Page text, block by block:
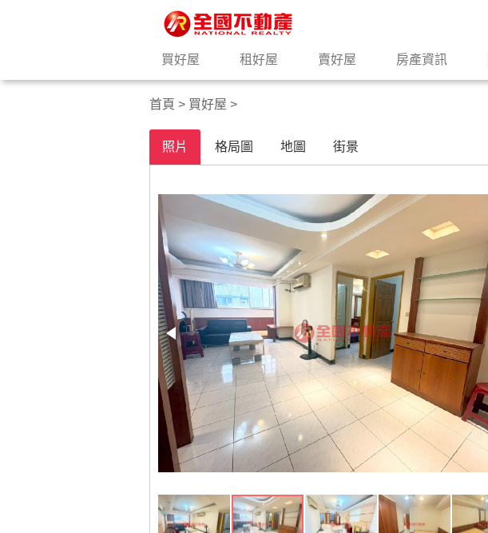
買好屋 租好屋 賣好屋 房產資訊
首頁 > 買好屋 >
照片 格局圖 地圖 街景